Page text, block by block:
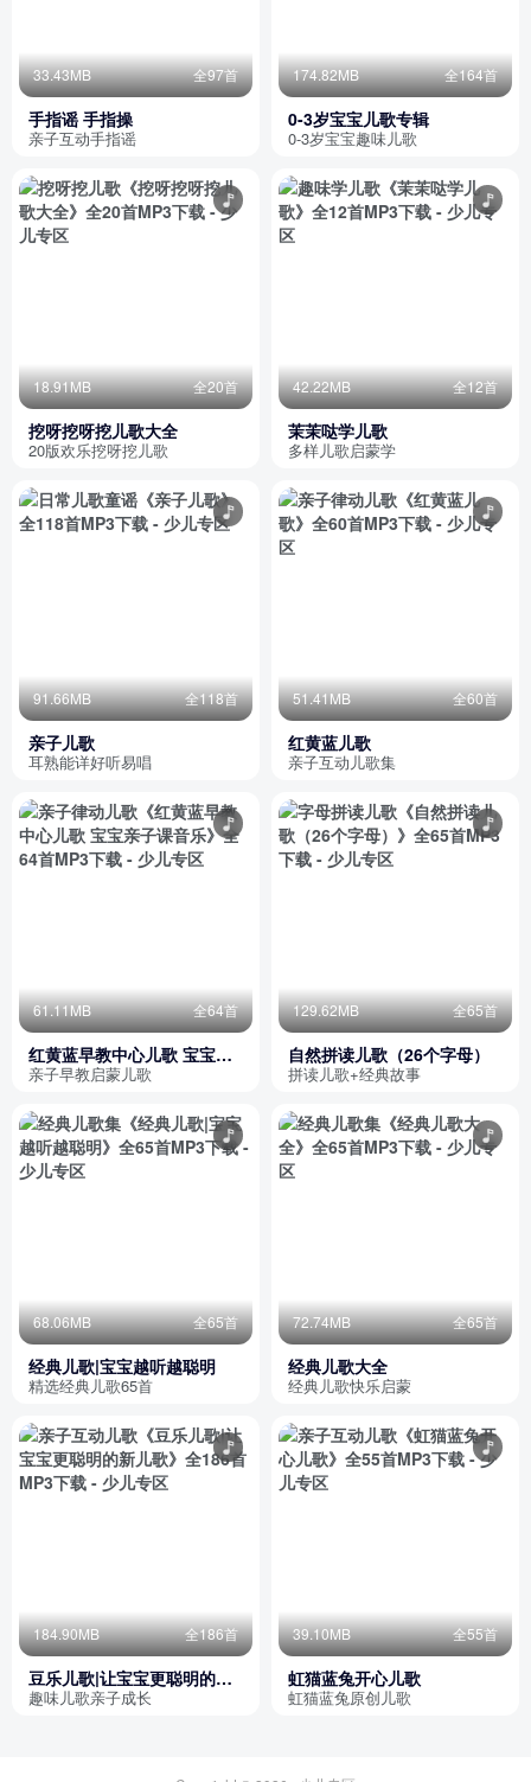
33.43MB 全97首
手指谣 手指操
亲子互动手指谣
174.82MB 全164首
0-3岁宝宝儿歌专辑
0-3岁宝宝趣味儿歌
18.91MB 全20首
挖呀挖呀挖儿歌大全
20版欢乐挖呀挖儿歌
42.22MB 全12首
茉茉哒学儿歌
多样儿歌启蒙学
91.66MB 全118首
亲子儿歌
耳熟能详好听易唱
51.41MB 全60首
红黄蓝儿歌
亲子互动儿歌集
61.11MB 全64首
红黄蓝早教中心儿歌 宝宝亲
子课音乐
亲子早教启蒙儿歌
129.62MB 全65首
自然拼读儿歌（26个字母）
拼读儿歌+经典故事
68.06MB 全65首
经典儿歌|宝宝越听越聪明
精选经典儿歌65首
72.74MB 全65首
经典儿歌大全
经典儿歌快乐启蒙
184.90MB 全186首
豆乐儿歌|让宝宝更聪明的新
儿歌
趣味儿歌亲子成长
39.10MB 全55首
虹猫蓝兔开心儿歌
虹猫蓝兔原创儿歌